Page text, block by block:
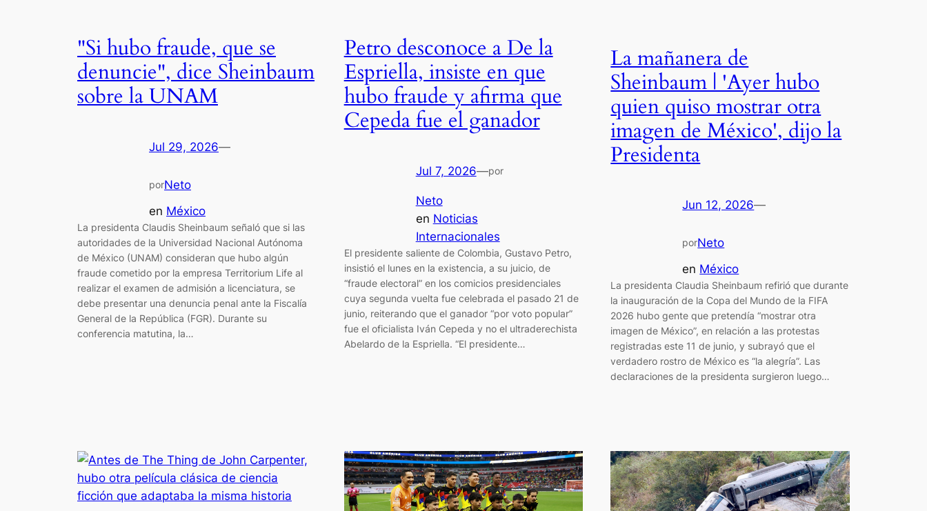
"Si hubo fraude, que se
denuncie", dice Sheinbaum
sobre la UNAM
Jul 29, 2026—
porNeto
en México
La presidenta Claudis Sheinbaum señaló que si las
autoridades de la Universidad Nacional Autónoma
de México (UNAM) consideran que hubo algún
fraude cometido por la empresa Territorium Life al
realizar el examen de admisión a licenciatura, se
debe presentar una denuncia penal ante la Fiscalía
General de la República (FGR). Durante su
conferencia matutina, la…
Petro desconoce a De la
Espriella, insiste en que
hubo fraude y afirma que
Cepeda fue el ganador
Jul 7, 2026—por
Neto
en Noticias
Internacionales
El presidente saliente de Colombia, Gustavo Petro,
insistió el lunes en la existencia, a su juicio, de
“fraude electoral” en los comicios presidenciales
cuya segunda vuelta fue celebrada el pasado 21 de
junio, reiterando que el ganador “por voto popular”
fue el oficialista Iván Cepeda y no el ultraderechista
Abelardo de la Espriella. “El presidente…
La mañanera de
Sheinbaum | 'Ayer hubo
quien quiso mostrar otra
imagen de México', dijo la
Presidenta
Jun 12, 2026—
porNeto
en México
La presidenta Claudia Sheinbaum refirió que durante
la inauguración de la Copa del Mundo de la FIFA
2026 hubo gente que pretendía “mostrar otra
imagen de México”, en relación a las protestas
registradas este 11 de junio, y subrayó que el
verdadero rostro de México es “la alegría”. Las
declaraciones de la presidenta surgieron luego…